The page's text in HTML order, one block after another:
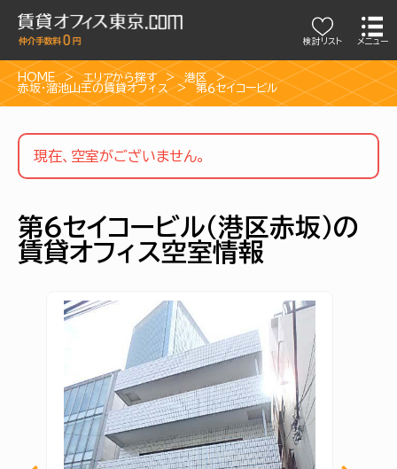
検討リスト メニュー
HOME エリアから探す
港区
赤坂・溜池山王の賃貸オフィス
第６セイコービル
現在、空室がございません。
第６セイコービル（港区赤坂）の
賃貸オフィス空室情報